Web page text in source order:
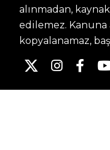
alınmadan,
edilemez. Kanuna
kopyalanamaz,